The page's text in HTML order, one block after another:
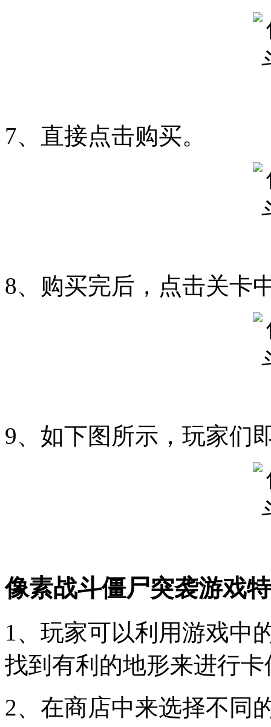
7、直接点击购买。
8、购买完后，点击关卡
9、如下图所示，玩家们
像素战斗僵尸突袭游戏
1、玩家可以利用游戏中
找到有利的地形来进行
2、在商店中来选择不同